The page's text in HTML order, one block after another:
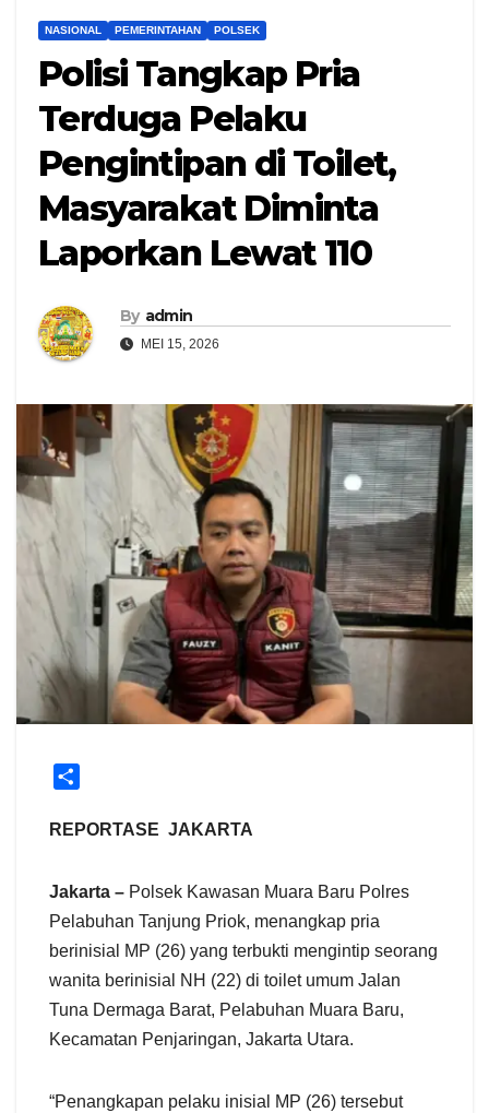
NASIONAL PEMERINTAHAN POLSEK
Polisi Tangkap Pria
Terduga Pelaku
Pengintipan di Toilet,
Masyarakat Diminta
Laporkan Lewat 110
By admin
MEI 15, 2026
a
REPORTASE JAKARTA
Jakarta – Polsek Kawasan Muara Baru Polres
Pelabuhan Tanjung Priok, menangkap pria
berinisial MP (26) yang terbukti mengintip seorang
wanita berinisial NH (22) di toilet umum Jalan
Tuna Dermaga Barat, Pelabuhan Muara Baru,
Kecamatan Penjaringan, Jakarta Utara.
“Penangkapan pelaku inisial MP (26) tersebut